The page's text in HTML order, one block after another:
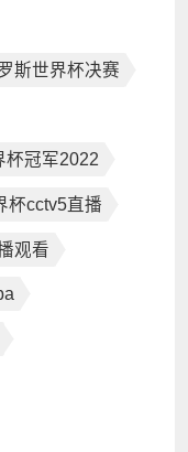
斯世界杯决赛
杯冠军2022
杯cctv5直播
观看